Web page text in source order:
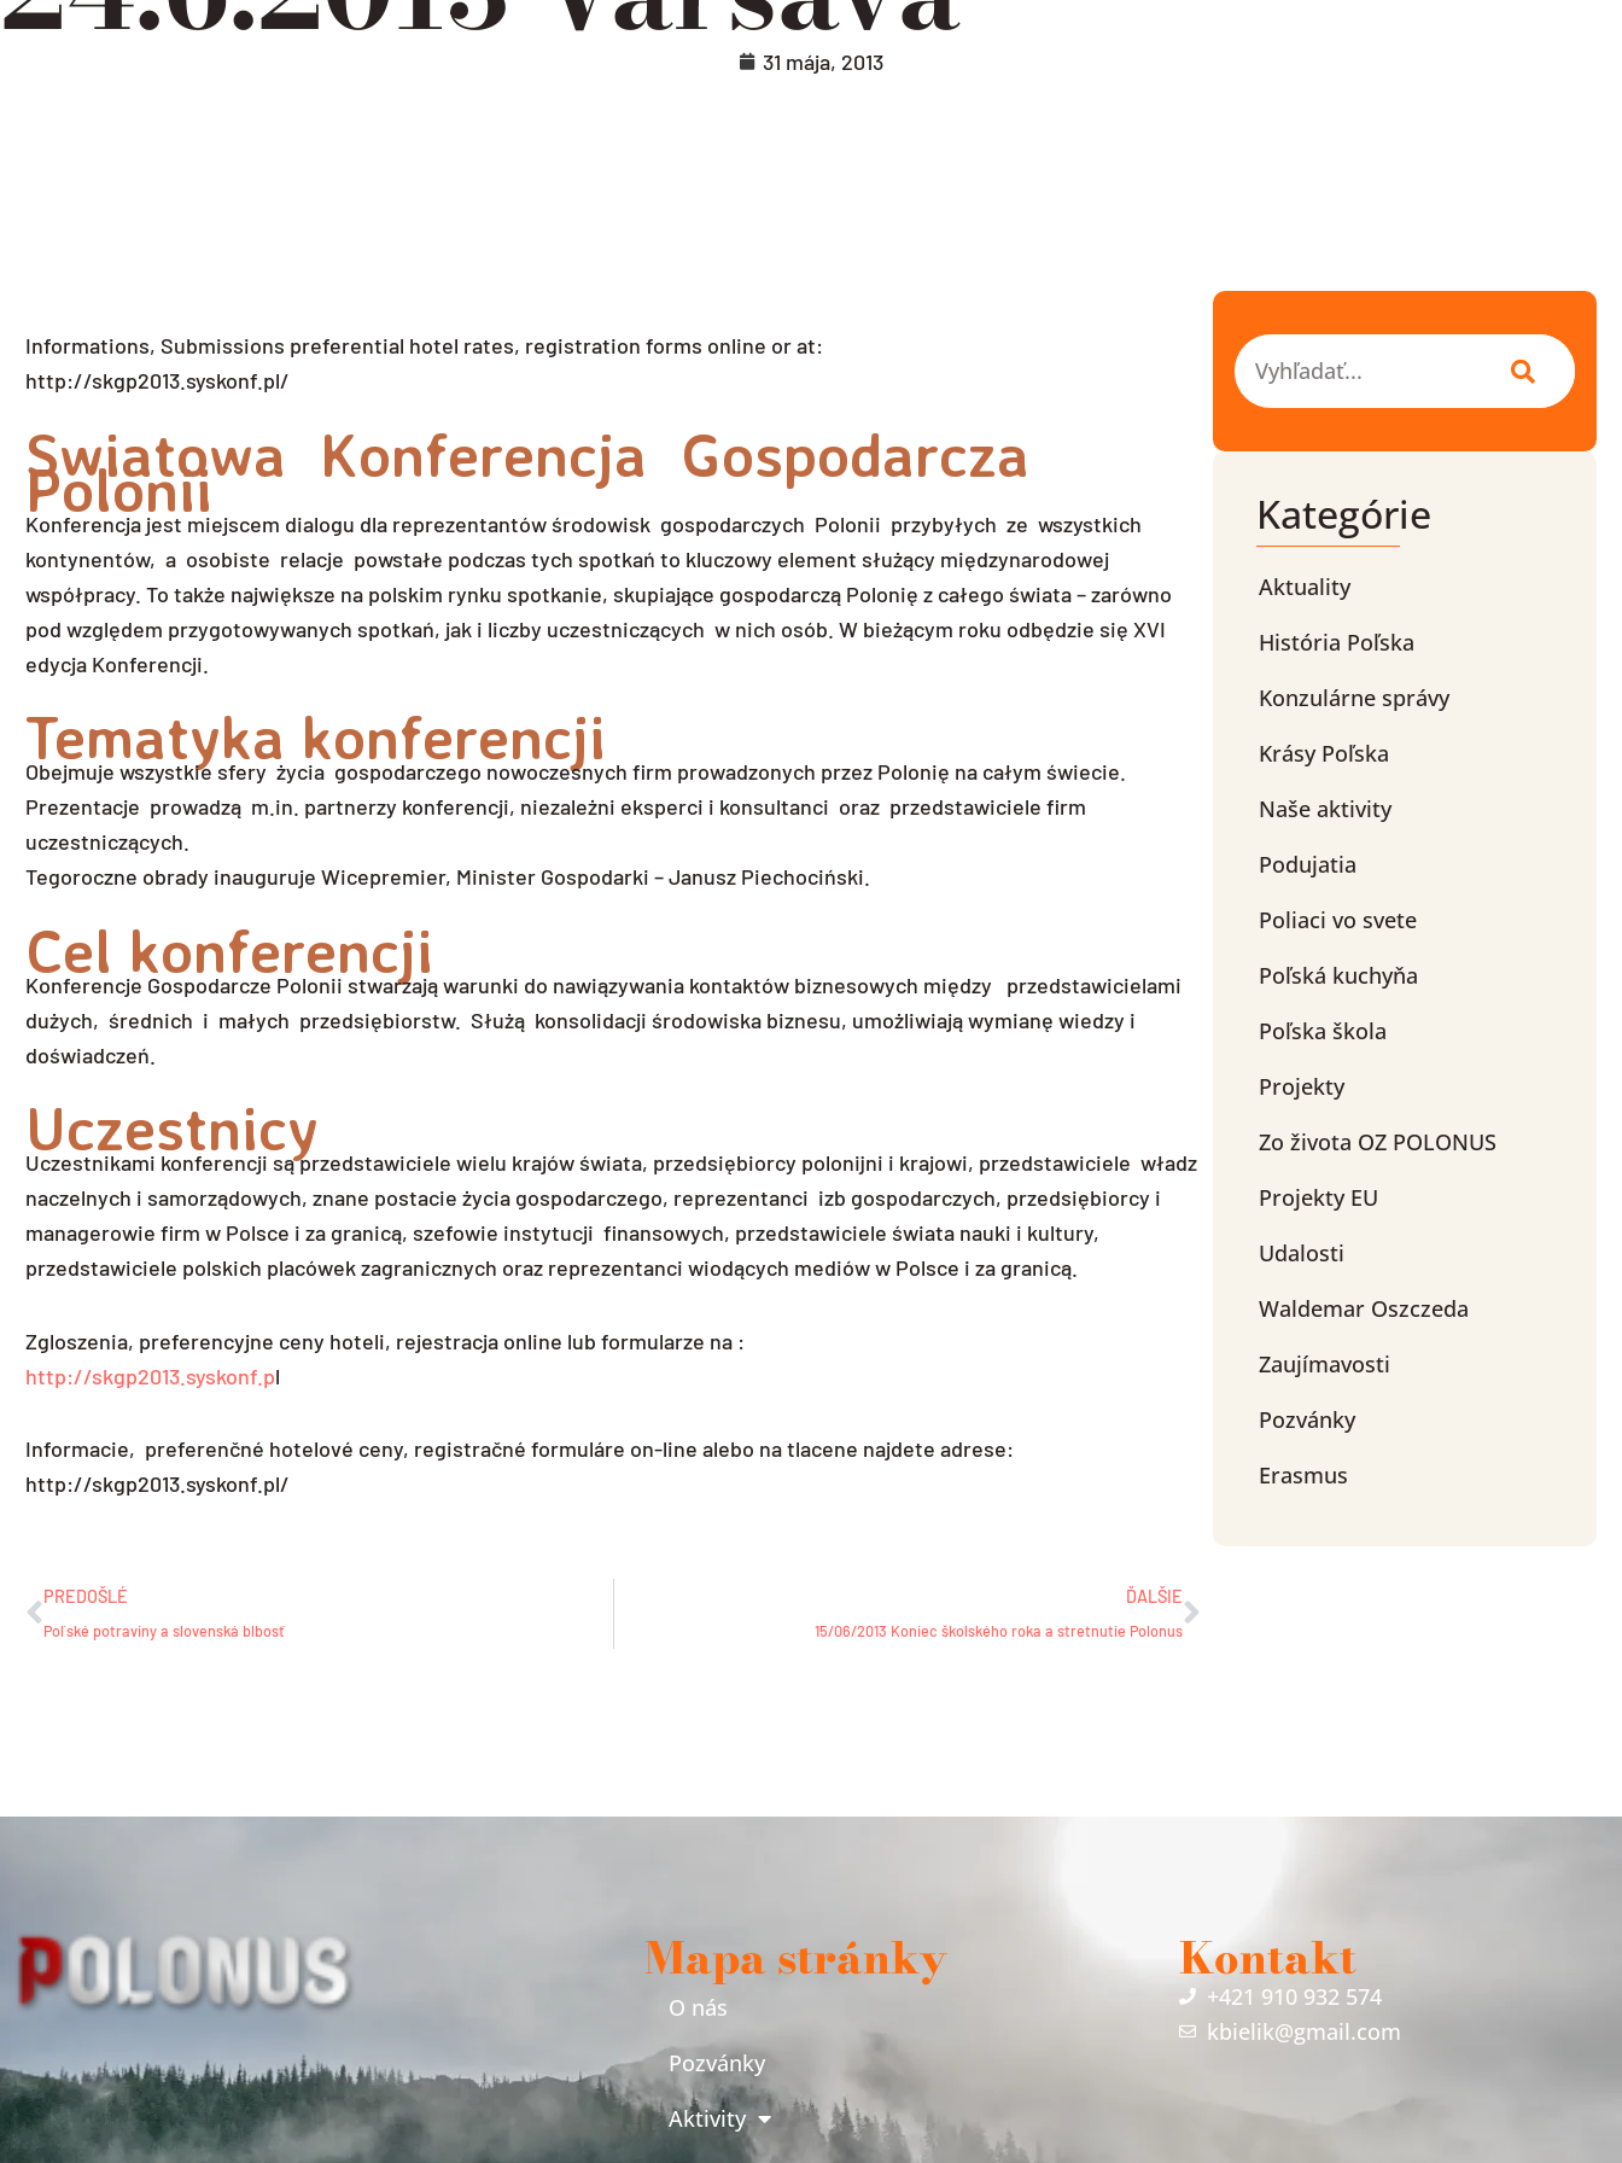
31 mája, 2013
Informations, Submissions preferential hotel rates, registration forms online or at:
http://skgp2013.syskonf.pl/
Swiatowa Konferencja Gospodarcza
Polonii
Konferencja jest miejscem dialogu dla reprezentantów środowisk gospodarczych Polonii przybyłych ze wszystkich
kontynentów, a osobiste relacje powstałe podczas tych spotkań to kluczowy element służący międzynarodowej
współpracy. To także największe na polskim rynku spotkanie, skupiające gospodarczą Polonię z całego świata – zarówno
pod względem przygotowywanych spotkań, jak i liczby uczestniczących w nich osób. W bieżącym roku odbędzie się XVI
edycja Konferencji.
Tematyka konferencji
Obejmuje wszystkie sfery życia gospodarczego nowoczesnych firm prowadzonych przez Polonię na całym świecie.
Prezentacje prowadzą m.in. partnerzy konferencji, niezależni eksperci i konsultanci oraz przedstawiciele firm
uczestniczących.
Tegoroczne obrady inauguruje Wicepremier, Minister Gospodarki – Janusz Piechociński.
Cel konferencji
Konferencje Gospodarcze Polonii stwarzają warunki do nawiązywania kontaktów biznesowych między przedstawicielami
dużych, średnich i małych przedsiębiorstw. Służą konsolidacji środowiska biznesu, umożliwiają wymianę wiedzy i
doświadczeń.
Uczestnicy
Uczestnikami konferencji są przedstawiciele wielu krajów świata, przedsiębiorcy polonijni i krajowi, przedstawiciele władz
naczelnych i samorządowych, znane postacie życia gospodarczego, reprezentanci izb gospodarczych, przedsiębiorcy i
managerowie firm w Polsce i za granicą, szefowie instytucji finansowych, przedstawiciele świata nauki i kultury,
przedstawiciele polskich placówek zagranicznych oraz reprezentanci wiodących mediów w Polsce i za granicą.
Zgloszenia, preferencyjne ceny hoteli, rejestracja online lub formularze na :
http://skgp2013.syskonf.pl
Informacie, preferenčné hotelové ceny, registračné formuláre on-line alebo na tlacene najdete adrese:
http://skgp2013.syskonf.pl/
PREDOŠLÉ
Poľské potraviny a slovenská blbosť
ĎALŠIE
15/06/2013 Koniec školského roka a stretnutie Polonus
Vyhľadať
Kategórie
Aktuality
História Poľska
Konzulárne správy
Krásy Poľska
Naše aktivity
Podujatia
Poliaci vo svete
Poľská kuchyňa
Poľska škola
Projekty
Zo života OZ POLONUS
Projekty EU
Udalosti
Waldemar Oszczeda
Zaujímavosti
Pozvánky
Erasmus
Mapa stránky
O nás
Pozvánky
Aktivity
Kontakt
+421 910 932 574
kbielik@gmail.com